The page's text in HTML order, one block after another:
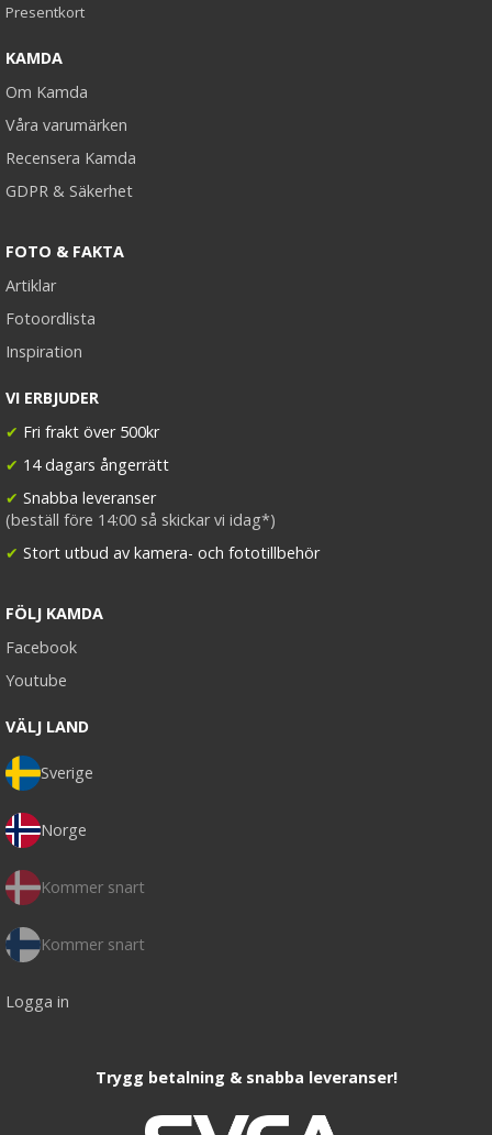
Presentkort
KAMDA
Om Kamda
Våra varumärken
Recensera Kamda
GDPR & Säkerhet
FOTO & FAKTA
Artiklar
Fotoordlista
Inspiration
VI ERBJUDER
✔ Fri frakt över 500kr
✔ 14 dagars ångerrätt
✔ Snabba leveranser
(beställ före 14:00 så skickar vi idag*)
✔ Stort utbud av kamera- och fototillbehör
FÖLJ KAMDA
Facebook
Youtube
VÄLJ LAND
Sverige
Norge
Kommer snart
Kommer snart
Logga in
Trygg betalning & snabba leveranser!